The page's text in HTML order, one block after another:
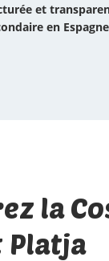
et
en
la
Platja